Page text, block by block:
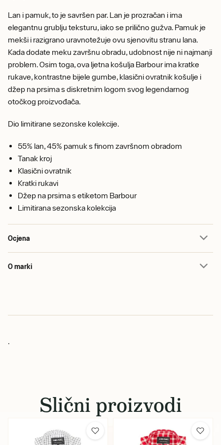
Lan i pamuk, to je savršen par. Lan je prozračan i ima
elegantnu grublju teksturu, iako se prilično gužva. Pamuk je
mekši i razigrano uravnotežuje ovu sjenovitu stranu lana.
Kada dodate meku završnu obradu, udobnost nije ni najmanji
problem. Osim toga, ova ljetna košulja Barbour ima kratke
rukave, kontrastne bijele gumbe, klasični ovratnik košulje i
džep na prsima s diskretnim logom svog legendarnog
otočkog proizvođača.
Dio limitirane sezonske kolekcije.
55% lan, 45% pamuk s finom završnom obradom
Tanak kroj
Klasični ovratnik
Kratki rukavi
Džep na prsima s etiketom Barbour
Limitirana sezonska kolekcija
Ocjena
O marki
.
Slični proizvodi